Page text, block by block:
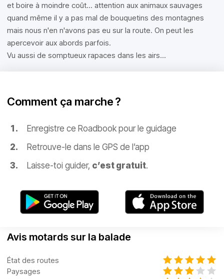
et boire à moindre coût... attention aux animaux sauvages
quand même il y a pas mal de bouquetins des montagnes
mais nous n'en n'avons pas eu sur la route. On peut les
apercevoir aux abords parfois.
Vu aussi de somptueux rapaces dans les airs...
Comment ça marche ?
Enregistre ce Roadbook pour le guidage
Retrouve-le dans le GPS de l’app
Laisse-toi guider, c’est gratuit.
Avis motards sur la balade
État des routes
Paysages